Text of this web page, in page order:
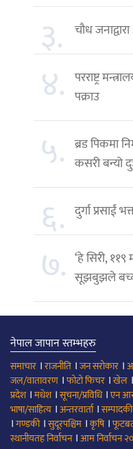
३. चौध
४. परराष्ट्र
पक्राउ
५. ब्रड पिकमा
कसरी बन्यो
६. दुर्गा प्रसाईं
७. ‘हे सिरी,
सूझबुझले
नेपाल जापान स्तम्भहरु
समाचार ।राजनीति ।जन सरोकार ।
जल/वातावरण ।फोटो फिचर ।खेल
प्रदेश।मधेश।सूचना/प्रविधि।एन
भाषा/साहित्य ।अन्तरवार्ता।
।गण्डकी।सुदूरपश्चिम ।कृषि।
स्थानीयतह निर्वाचन।आम निर्वाचन